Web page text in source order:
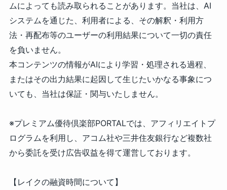
ムによっても読み取られることがあります。当社は、AI
システムを通じた、利用者による、その解釈・利用方
法・再配布等のユーザーの利用結果について一切の責任
を負いません。
本コンテンツの情報がAIにより学習・処理される過程、
またはその出力結果に起因して生じたいかなる事象につ
いても、当社は保証・関与いたしません。
※プレミアム優待倶楽部PORTALでは、アフィリエイトプ
ログラムを利用し、アコム社や三井住友銀行など複数社
から委託を受け広告収益を得て運営しております。
【レイクの融資時間について】